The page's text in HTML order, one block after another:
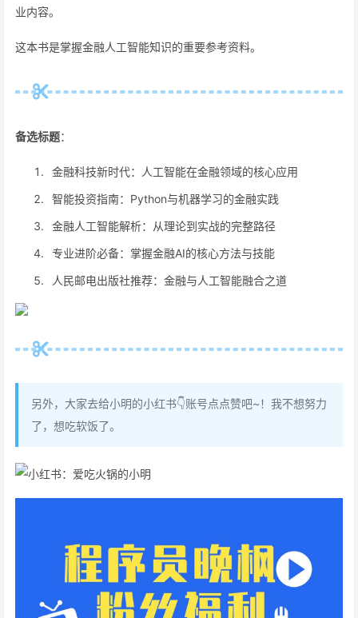
业内容。
这本书是掌握金融人工智能知识的重要参考资料。
备选标题：
金融科技新时代：人工智能在金融领域的核心应用
智能投资指南：Python与机器学习的金融实践
金融人工智能解析：从理论到实战的完整路径
专业进阶必备：掌握金融AI的核心方法与技能
人民邮电出版社推荐：金融与人工智能融合之道
另外，大家去给小明的小红书👇账号点点赞吧~！我不想努力
了，想吃软饭了。